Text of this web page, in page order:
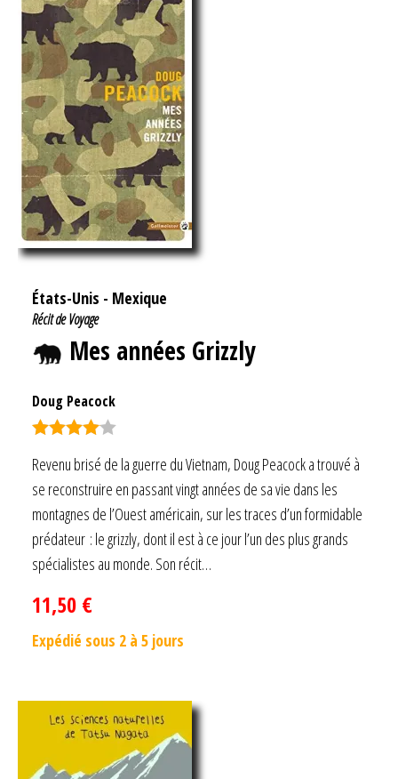
États-Unis - Mexique
Récit de Voyage
Mes années Grizzly
Doug Peacock
Revenu brisé de la guerre du Vietnam, Doug Peacock a trouvé à
se reconstruire en passant vingt années de sa vie dans les
montagnes de l’Ouest américain, sur les traces d’un formidable
prédateur : le grizzly, dont il est à ce jour l’un des plus grands
spécialistes au monde. Son récit…
11,50 €
Expédié sous 2 à 5 jours